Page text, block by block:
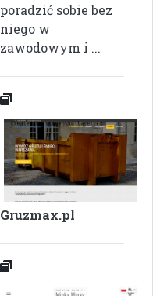
poradzić sobie bez
niego w
zawodowym i ...
Gruzmax.pl